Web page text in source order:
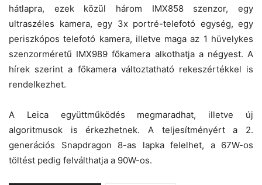
hátlapra, ezek közül három IMX858 szenzor, egy
ultraszéles kamera, egy 3x portré-telefotó egység, egy
periszkópos telefotó kamera, illetve maga az 1 hüvelykes
szenzorméretű IMX989 főkamera alkothatja a négyest. A
hírek szerint a főkamera változtatható rekeszértékkel is
rendelkezhet.
A Leica együttműködés megmaradhat, illetve új
algoritmusok is érkezhetnek. A teljesítményért a 2.
generációs Snapdragon 8-as lapka felelhet, a 67W-os
töltést pedig felválthatja a 90W-os.